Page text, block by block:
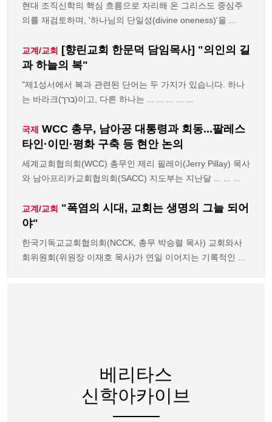
현대 조직신학의 핵심 흐름으로 자리해 온 그리스도 중심주
의를 재검토하며, '하나님의 단일성(divine oneness)'을 ...
교계/교회
[향린교회 한문덕 담임목사] "의인의 길
과 하늘의 복"
"제1성서에서 복과 관련된 단어는 두 가지가 있습니다. 하나
는 바라크(ברך)이고, 다른 하나는 ... ... ... ... ...
국제 WCC 총무, 남아공 대통령과 회동...팔레스
타인·이민·평화 구축 등 현안 논의
세계교회협의회(WCC) 총무인 제리 필레이(Jerry Pillay) 목사
와 남아프리카교회협의회(SACC) 지도부는 지난달 ... ... ...
교계/교회 "폭염의 시대, 교회는 생명의 그늘 되어
야"
한국기독교교회협의회(NCCK, 총무 박승렬 목사) 교회와사
회위원회(위원장 이재호 목사)가 연일 이어지는 기록적인 ...
베리타스
신학아카이브